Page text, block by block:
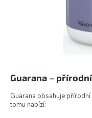
Guarana –
Guarana obsahuje
tomu nabízí: